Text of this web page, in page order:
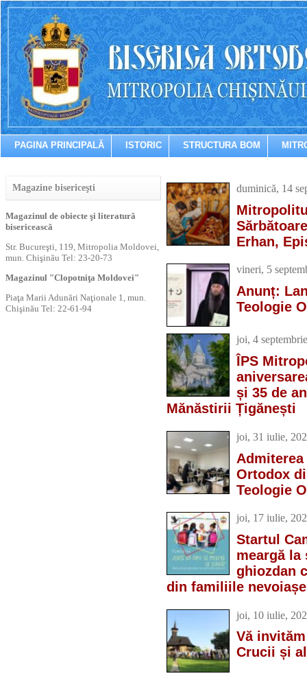
PAGINA PRINCIPALĂ ISTORIC STRUCTURA BOM
Magazine bisericeşti
Magazinul de obiecte şi literatură
bisericească
Str. Bucureşti, 119, Mitropolia Moldovei,
mun. Chişinău Tel: 23-20-73
Magazinul "Clopotniţa Moldovei"
Piaţa Marii Adunări Naţionale 1, mun.
Chişinău Tel: 22-61-94
duminică, 14
Erhan,
vineri, 5
Anunț:
Teologie
joi, 4
ÎPS
și 35 de
Mănăstirii Țigănești
joi, 31 iulie,
Ortodox
Teologie
joi, 17 iulie,
Startul
meargă la
ghiozdan
din familiile
joi, 10 iulie,
Vă
Crucii și